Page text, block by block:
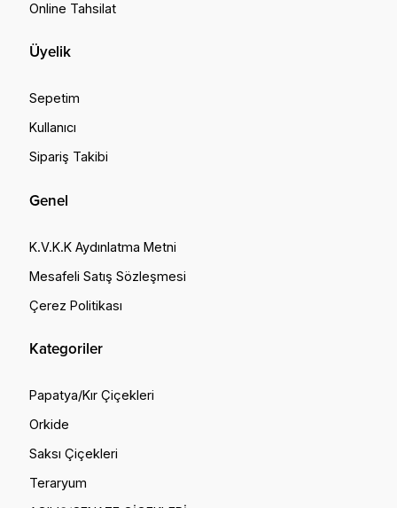
Online Tahsilat
Üyelik
Sepetim
Kullanıcı
Sipariş Takibi
Genel
K.V.K.K Aydınlatma Metni
Mesafeli Satış Sözleşmesi
Çerez Politikası
Kategoriler
Papatya/Kır Çiçekleri
Orkide
Saksı Çiçekleri
Teraryum